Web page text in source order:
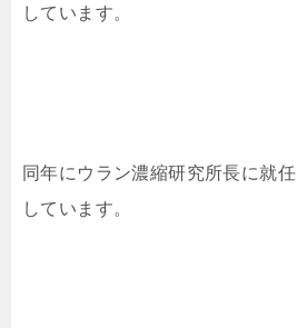
しています。
同年にウラン濃縮研究所長に就任
しています。